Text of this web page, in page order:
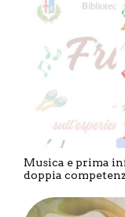
Musica e prima
doppia